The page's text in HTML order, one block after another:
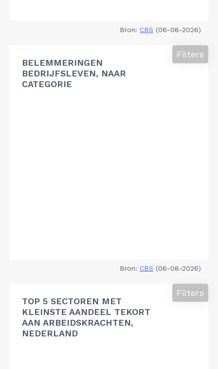
Bron: CBS (06-08-2026)
BELEMMERINGEN
BEDRIJFSLEVEN, NAAR
CATEGORIE
Filters
Bron: CBS (06-08-2026)
TOP 5 SECTOREN MET
KLEINSTE AANDEEL TEKORT
AAN ARBEIDSKRACHTEN,
NEDERLAND
Filters